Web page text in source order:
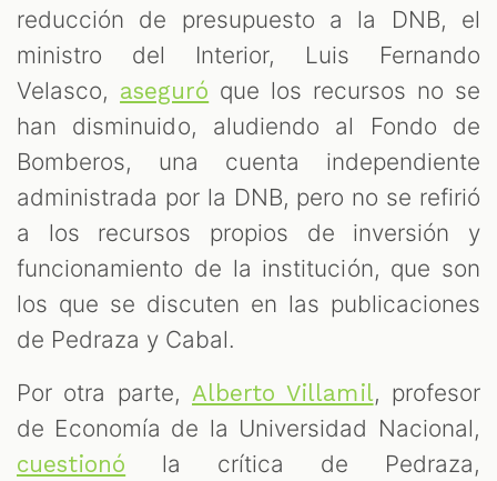
reducción de presupuesto a la DNB, el
ministro del Interior, Luis Fernando
Velasco, aseguró que los recursos no se
han disminuido, aludiendo al Fondo de
Bomberos, una cuenta independiente
administrada por la DNB, pero no se refirió
a los recursos propios de inversión y
funcionamiento de la institución, que son
los que se discuten en las publicaciones
de Pedraza y Cabal.
Por otra parte, Alberto Villamil, profesor
de Economía de la Universidad Nacional,
cuestionó la crítica de Pedraza,